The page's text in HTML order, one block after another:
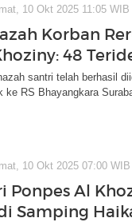
10 Okt 2025 11:05 WIB
Korban
48
santri telah berhasil
ke RS Bhayangkara
10 Okt 2025 07:00 WIB
Ponpes Al
Samping